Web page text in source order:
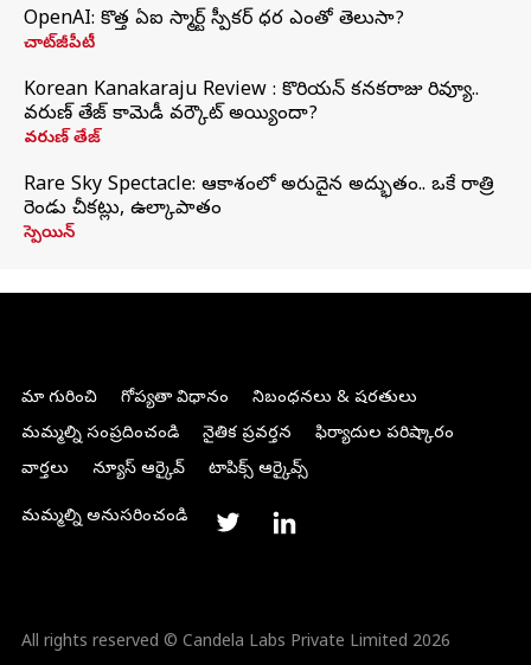
OpenAI: కొత్త ఏఐ స్మార్ట్ స్పీకర్ ధర ఎంతో తెలుసా?
చాట్‌జీపీటీ
Korean Kanakaraju Review : కొరియన్ కనకరాజు రివ్యూ..
వరుణ్ తేజ్ కామెడీ వర్కౌట్ అయ్యిందా?
వరుణ్ తేజ్
Rare Sky Spectacle: ఆకాశంలో అరుదైన అద్భుతం.. ఒకే రాత్రి
రెండు చీకట్లు, ఉల్కాపాతం
స్పెయిన్
మా గురించి గోప్యతా విధానం
నిబంధనలు & షరతులు
మమ్మల్ని సంప్రదించండి
నైతిక ప్రవర్తన
ఫిర్యాదుల పరిష్కారం
వార్తలు
న్యూస్ ఆర్కైవ్ టాపిక్స్ ఆర్కైవ్స్
మమ్మల్ని అనుసరించండి
All rights reserved © Candela Labs Private Limited 2026